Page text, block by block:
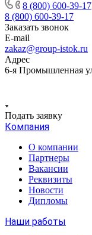
8 (800) 600-39-17
8 (800) 600-39-17
Заказать звонок
E-mail
zakaz@group-istok.ru
Адрес
6-я Промышленная
Подать заявку
Компания
О компании
Партнеры
Вакансии
Реквизиты
Новости
Дипломы
Наши работы